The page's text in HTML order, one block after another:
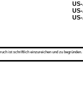
ist schriftlich einzureichen und zu